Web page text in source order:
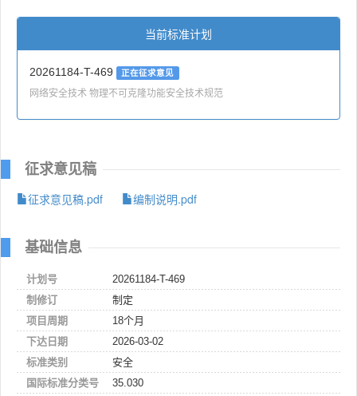
当前标准计划
20261184-T-469 正在征求意见
网络安全技术 物理不可克隆功能安全技术规范
征求意见稿
征求意见稿.pdf
编制说明.pdf
基础信息
计划号
20261184-T-469
制修订
制定
项目周期
18个月
下达日期
2026-03-02
标准类别
安全
国际标准分类号
35.030